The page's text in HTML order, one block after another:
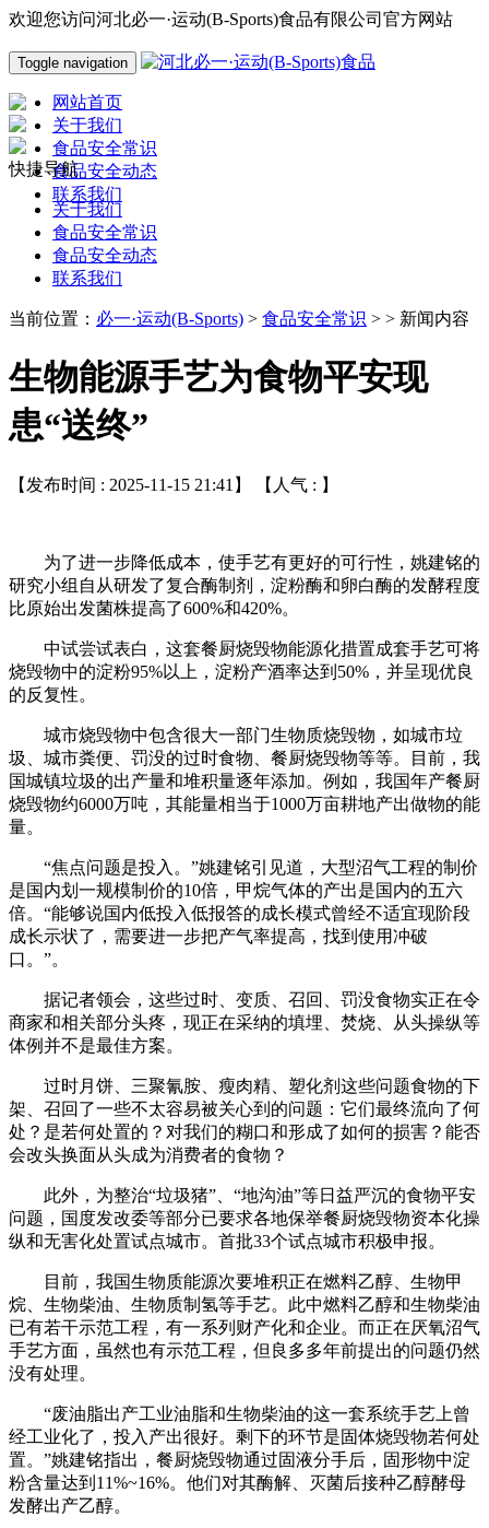
欢迎您访问河北必一·运动(B-Sports)食品有限公司官方网站
Toggle navigation
网站首页
关于我们
食品安全常识
食品安全动态
联系我们
快捷导航
关于我们
食品安全常识
食品安全动态
联系我们
当前位置： 必一·运动(B-Sports) > 食品安全常识 > > 新闻内容
生物能源手艺为食物平安现
患“送终”
【发布时间 : 2025-11-15 21:41】 【人气 : 】
为了进一步降低成本，使手艺有更好的可行性，姚建铭的
研究小组自从研发了复合酶制剂，淀粉酶和卵白酶的发酵程度
比原始出发菌株提高了600%和420%。
中试尝试表白，这套餐厨烧毁物能源化措置成套手艺可将
烧毁物中的淀粉95%以上，淀粉产酒率达到50%，并呈现优良
的反复性。
城市烧毁物中包含很大一部门生物质烧毁物，如城市垃
圾、城市粪便、罚没的过时食物、餐厨烧毁物等等。目前，我
国城镇垃圾的出产量和堆积量逐年添加。例如，我国年产餐厨
烧毁物约6000万吨，其能量相当于1000万亩耕地产出做物的能
量。
“焦点问题是投入。”姚建铭引见道，大型沼气工程的制价
是国内划一规模制价的10倍，甲烷气体的产出是国内的五六
倍。“能够说国内低投入低报答的成长模式曾经不适宜现阶段
成长示状了，需要进一步把产气率提高，找到使用冲破
口。”。
据记者领会，这些过时、变质、召回、罚没食物实正在令
商家和相关部分头疼，现正在采纳的填埋、焚烧、从头操纵等
体例并不是最佳方案。
过时月饼、三聚氰胺、瘦肉精、塑化剂这些问题食物的下
架、召回了一些不太容易被关心到的问题：它们最终流向了何
处？是若何处置的？对我们的糊口和形成了如何的损害？能否
会改头换面从头成为消费者的食物？
此外，为整治“垃圾猪”、“地沟油”等日益严沉的食物平安
问题，国度发改委等部分已要求各地保举餐厨烧毁物资本化操
纵和无害化处置试点城市。首批33个试点城市积极申报。
目前，我国生物质能源次要堆积正在燃料乙醇、生物甲
烷、生物柴油、生物质制氢等手艺。此中燃料乙醇和生物柴油
已有若干示范工程，有一系列财产化和企业。而正在厌氧沼气
手艺方面，虽然也有示范工程，但良多多年前提出的问题仍然
没有处理。
“废油脂出产工业油脂和生物柴油的这一套系统手艺上曾
经工业化了，投入产出很好。剩下的环节是固体烧毁物若何处
置。”姚建铭指出，餐厨烧毁物通过固液分手后，固形物中淀
粉含量达到11%~16%。他们对其酶解、灭菌后接种乙醇酵母
发酵出产乙醇。